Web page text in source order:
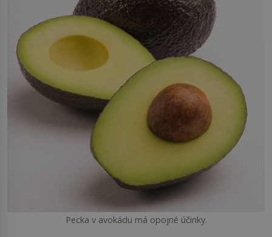
Pecka v avokádu má opojné účinky.